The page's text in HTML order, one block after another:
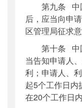
第九条 中
后，应当向申
区管理局征求意
第十条 中
当告知申请人
利；申请人、
起5个工作日内
在20个工作日